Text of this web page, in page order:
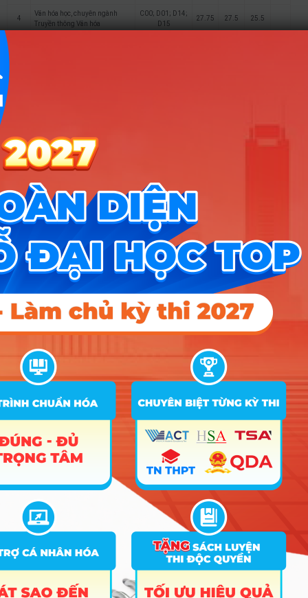
4
Văn hóa học, chuyên ngành
Truyền thông Văn hóa
C00; D01; D14;
D15
27.75 27.5 25.5
8
Di sản học, chuyên ngành Di
sản và bảo tàng
D15
10 Kinh doanh xuất bản phẩm
C00; C03; C14;
D01; D10; D14;
D15
11 Du lịch
C00; C14; D01;
D04
27
Quản trị dịch vụ du lịch và lữ
hành, chuyên ngành Quản trị lữ
C00; C14; D01;
D04
24.25
13
Quản trị dịch vụ du lịch và lữ
hành, chuyên ngành Hướng
C00; C14; D01;
26.85 26.2
Hướng nghiệp
ĐĂNG KÝ NGAY
Công cụ